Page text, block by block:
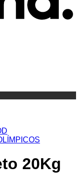
20Kg